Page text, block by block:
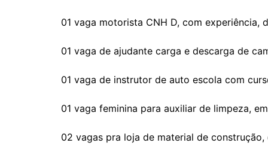
01 vaga motorista CNH D, com experiência,
01 vaga de ajudante carga e descarga de
01 vaga de instrutor de auto escola com
01 vaga feminina para auxiliar de limpeza,
02 vagas pra loja de material de